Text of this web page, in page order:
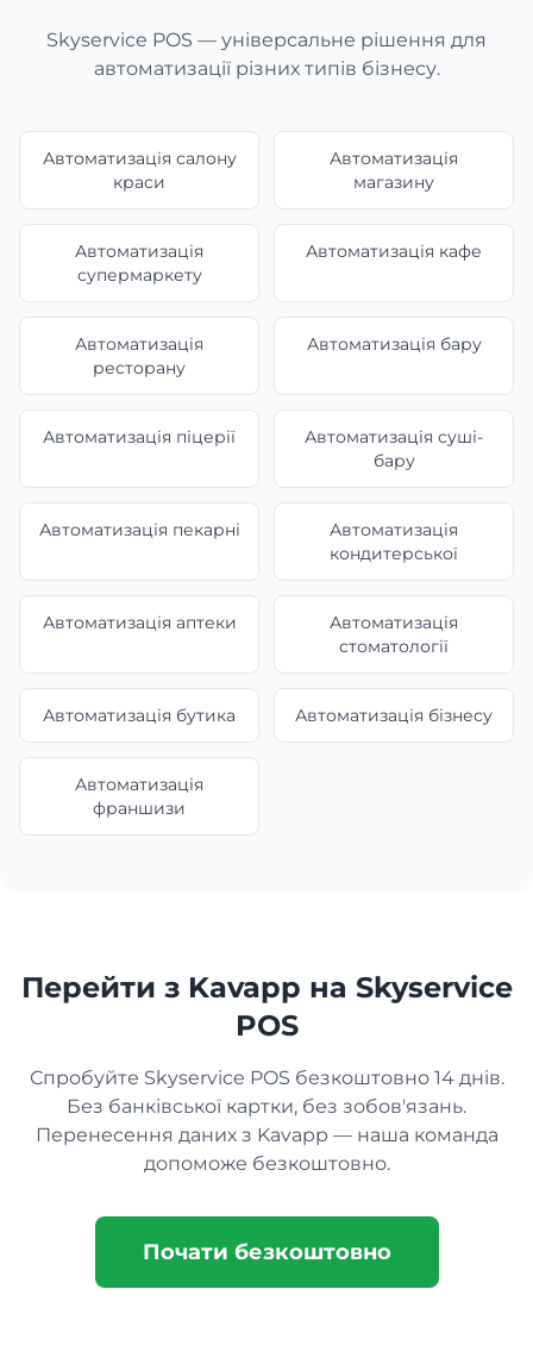
Skyservice POS — універсальне рішення для
автоматизації різних типів бізнесу.
Автоматизація салону
краси
Автоматизація
магазину
Автоматизація
супермаркету
Автоматизація кафе
Автоматизація
ресторану
Автоматизація бару
Автоматизація піцерії
Автоматизація суші-
бару
Автоматизація пекарні
Автоматизація
кондитерської
Автоматизація аптеки
Автоматизація
стоматології
Автоматизація бутика Автоматизація бізнесу
Автоматизація
франшизи
Перейти з Kavapp на Skyservice
POS
Спробуйте Skyservice POS безкоштовно 14 днів.
Без банківської картки, без зобов'язань.
Перенесення даних з Kavapp — наша команда
допоможе безкоштовно.
Почати безкоштовно